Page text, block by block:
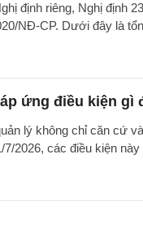
định riêng, Nghị
NĐ-CP. Dưới đây là
ứng điều kiện
lý không chỉ căn cứ
2026, các điều kiện